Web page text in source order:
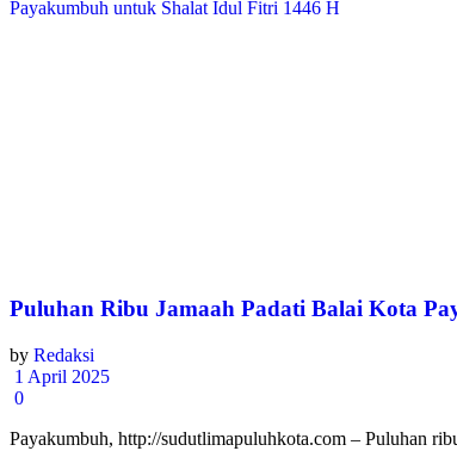
Puluhan Ribu Jamaah Padati Balai Kota
by Redaksi
1 April 2025
0
Payakumbuh, http://sudutlimapuluhkota.com – Puluhan